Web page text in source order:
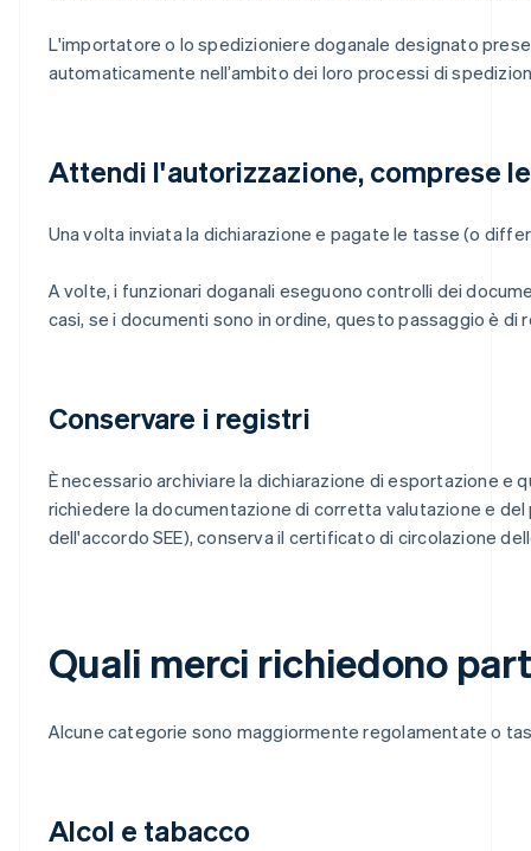
L'importatore o lo spedizioniere doganale designato
automaticamente nell’ambito dei loro processi di
Attendi l'autorizzazione, comprese
Una volta inviata la dichiarazione e pagate le tasse (o
A volte, i funzionari doganali eseguono controlli dei
casi, se i documenti sono in ordine, questo passaggio è di
Conservare i registri
È necessario archiviare la dichiarazione di esportazione
richiedere la documentazione di corretta valutazione e
dell'accordo SEE), conserva il certificato di circolazione
Quali merci richiedono
Alcune categorie sono maggiormente regolamentate o
Alcol e tabacco